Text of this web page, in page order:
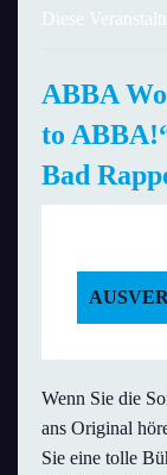
Diese
ABBA
to
Bad
Wenn Sie die
ans Original
Sie eine tolle